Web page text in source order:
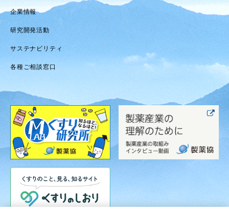
企業情報
研究開発活動
サステナビリティ
各種ご相談窓口